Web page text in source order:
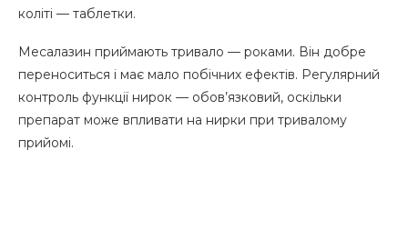
коліті — таблетки.
Месалазин приймають тривало — роками. Він добре
переноситься і має мало побічних ефектів. Регулярний
контроль функції нирок — обов’язковий, оскільки
препарат може впливати на нирки при тривалому
прийомі.